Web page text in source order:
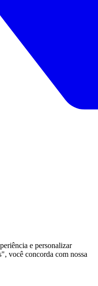
e personalizar
você concorda com nossa